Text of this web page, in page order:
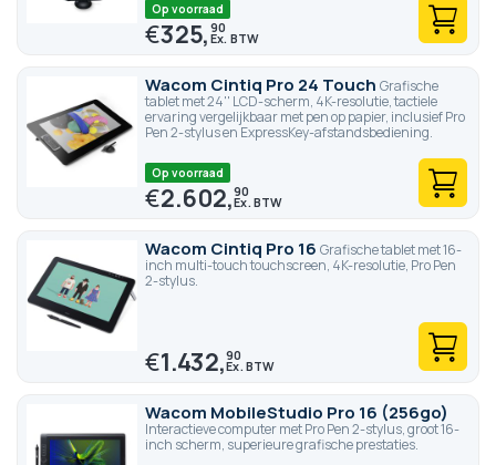
Op voorraad
€325,90
Wacom Cintiq Pro 24 Touch Grafische
tablet met 24'' LCD-scherm, 4K-resolutie, tactiele
ervaring vergelijkbaar met pen op papier, inclusief Pro
Pen 2-stylus en ExpressKey-afstandsbediening.
Op voorraad
€2.602,90
Wacom Cintiq Pro 16 Grafische tablet met 16-
inch multi-touch touchscreen, 4K-resolutie, Pro Pen
2-stylus.
€1.432,90
Wacom MobileStudio Pro 16 (256go)
Interactieve computer met Pro Pen 2-stylus, groot 16-
inch scherm, superieure grafische prestaties.